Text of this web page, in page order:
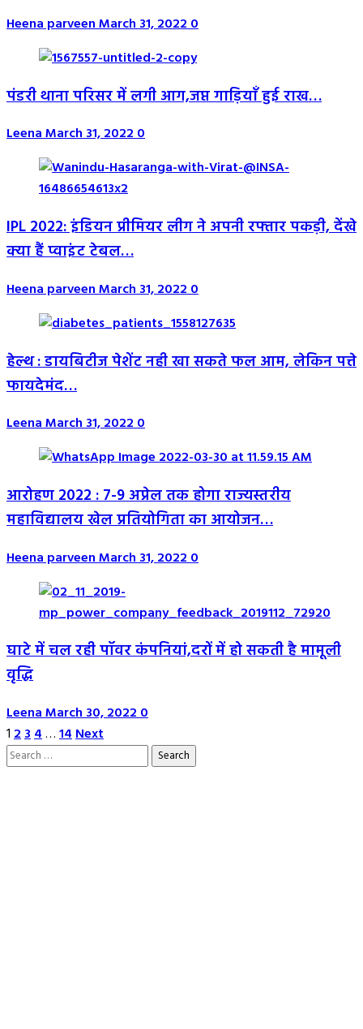
Heena parveenMarch 31, 20220
पंडरी थाना परिसर में लगी आग,जप्त गाड़ियाँ हुई राख…
LeenaMarch 31, 20220
IPL 2022: इंडियन प्रीमियर लीग ने अपनी रफ्तार पकड़ी, देंखे
क्या हैं प्वाइंट टेबल…
Heena parveenMarch 31, 20220
हेल्थ : डायबिटीज पेशेंट नही खा सकते फल आम, लेकिन पत्ते
फायदेमंद…
LeenaMarch 31, 20220
आरोहण 2022 : 7-9 अप्रेल तक होगा राज्यस्तरीय
महाविद्यालय खेल प्रतियोगिता का आयोजन…
Heena parveenMarch 31, 20220
घाटे में चल रही पॉवर कंपनियां,दरों में हो सकती है मामूली
वृद्धि
LeenaMarch 30, 20220
Posts
pagination
1234…14Next
Search